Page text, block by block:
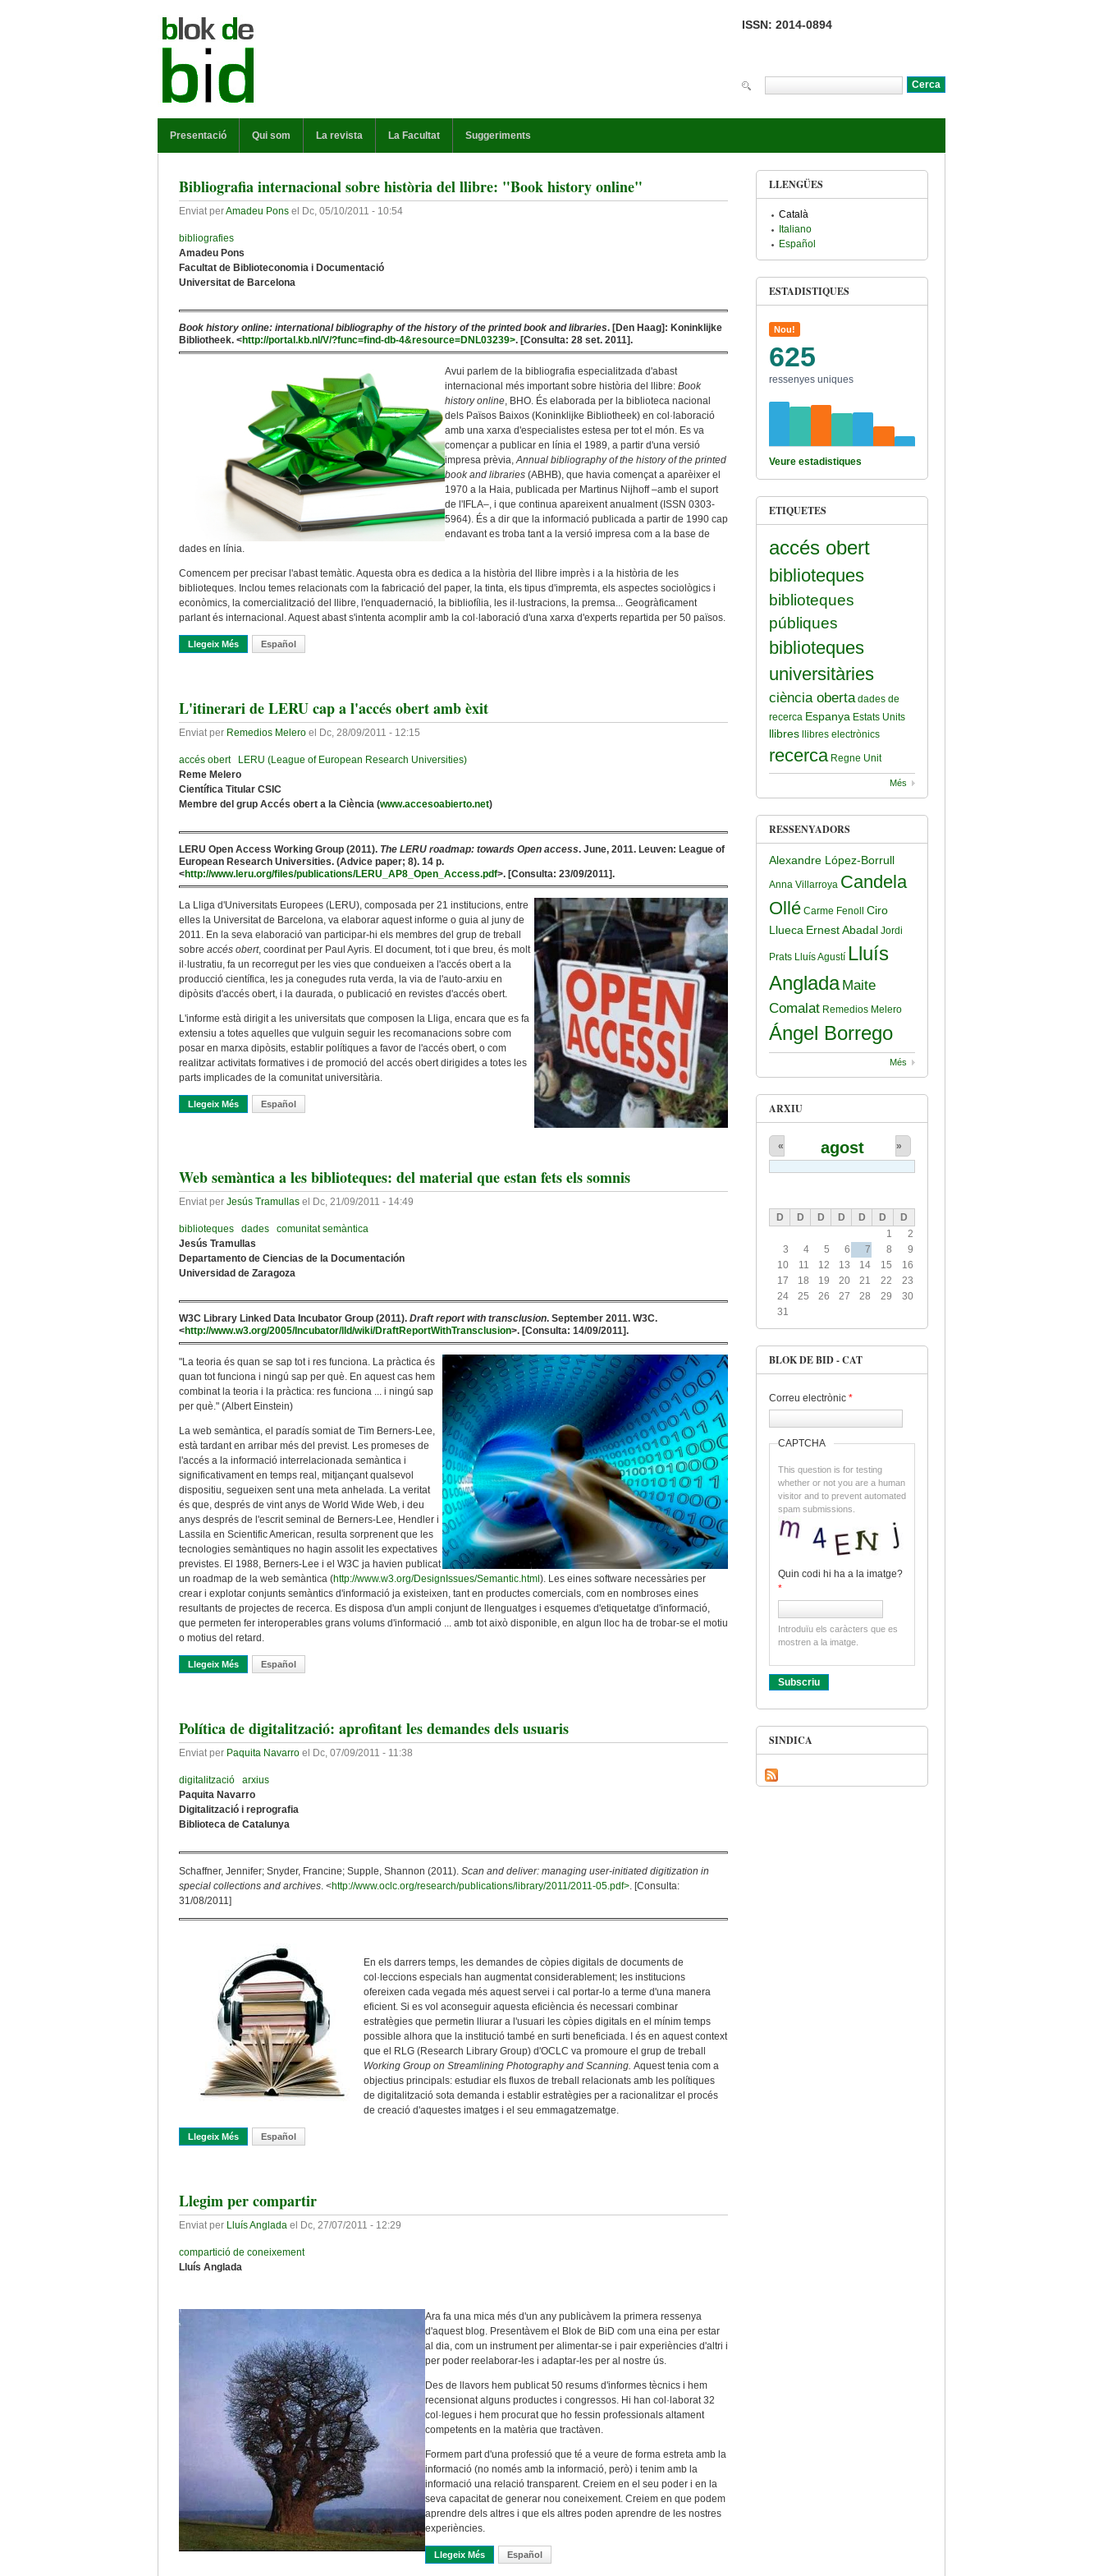
ISSN: 2014-0894
Presentació Qui som La revista La Facultat Suggeriments
Bibliografia internacional sobre història del llibre: "Book history online"
Enviat perAmadeu Pons el Dc, 05/10/2011 - 10:54
bibliografies
Amadeu Pons
Facultat de Biblioteconomia i Documentació
Universitat de Barcelona
Book history online: international bibliography of the history of the printed book and libraries. [Den Haag]: Koninklijke
Bibliotheek. <http://portal.kb.nl/V/?func=find-db-4&resource=DNL03239>. [Consulta: 28 set. 2011].
Avui parlem de la bibliografia especialitzada d'abast
internacional més important sobre història del llibre: Book
history online, BHO. És elaborada per la biblioteca nacional
dels Països Baixos (Koninklijke Bibliotheek) en col·laboració
amb una xarxa d'especialistes estesa per tot el món. Es va
començar a publicar en línia el 1989, a partir d'una versió
impresa prèvia,Annual bibliography of the history of the printed
book and libraries (ABHB), que havia començat a aparèixer el
1970 a la Haia, publicada per Martinus Nijhoff –amb el suport
de l'IFLA–, i que continua apareixent anualment (ISSN 0303-
5964). És a dir que la informació publicada a partir de 1990 cap
endavant es troba tant a la versió impresa com a la base de
dades en línia.
Comencem per precisar l'abast temàtic. Aquesta obra es dedica a la història del llibre imprès i a la història de les
biblioteques. Inclou temes relacionats com la fabricació del paper, la tinta, els tipus d'impremta, els aspectes sociològics i
econòmics, la comercialització del llibre, l'enquadernació, la bibliofília, les il·lustracions, la premsa... Geogràficament
parlant és internacional. Aquest abast s'intenta acomplir amb la col·laboració d'una xarxa d'experts repartida per 50 països.
Llegeix Més Sobre Bibliografia Internacional Sobre Història Del Llibre: "Book History Online"
Español
L'itinerari de LERU cap a l'accés obert amb èxit
Enviat per Remedios Melero el Dc, 28/09/2011 - 12:15
accés obert
LERU (League of European Research Universities)
Reme Melero
Científica Titular CSIC
Membre del grup Accés obert a la Ciència (www.accesoabierto.net)
LERU Open Access Working Group (2011). The LERU roadmap: towards Open access. June, 2011. Leuven: League of
European Research Universities. (Advice paper; 8). 14 p.
<http://www.leru.org/files/publications/LERU_AP8_Open_Access.pdf>. [Consulta: 23/09/2011].
La Lliga d'Universitats Europees (LERU), composada per 21 institucions, entre
elles la Universitat de Barcelona, va elaborar aquest informe o guia al juny de
2011. En la seva elaboració van participar-hi els membres del grup de treball
sobre accés obert, coordinat per Paul Ayris. El document, tot i que breu, és molt
il·lustratiu, fa un recorregut per les vies que condueixen a l'accés obert a la
producció científica, les ja conegudes ruta verda, la via de l'auto-arxiu en
dipòsits d'accés obert, i la daurada, o publicació en revistes d'accés obert.
L'informe està dirigit a les universitats que composen la Lliga, encara que es fa
extensiu a totes aquelles que vulguin seguir les recomanacions sobre com
posar en marxa dipòsits, establir polítiques a favor de l'accés obert, o com
realitzar activitats formatives i de promoció del accés obert dirigides a totes les
parts implicades de la comunitat universitària.
Llegeix Més Sobre L'itinerari De LERU Cap A L'accés Obert Amb Èxit
Español
Web semàntica a les biblioteques: del material que estan fets els somnis
Enviat per Jesús Tramullas el Dc, 21/09/2011 - 14:49
biblioteques dades
comunitat semàntica
Jesús Tramullas
Departamento de Ciencias de la Documentación
Universidad de Zaragoza
W3C Library Linked Data Incubator Group (2011). Draft report with transclusion. September 2011. W3C.
<http://www.w3.org/2005/Incubator/lld/wiki/DraftReportWithTransclusion>. [Consulta: 14/09/2011].
"La teoria és quan se sap tot i res funciona. La pràctica és
quan tot funciona i ningú sap per què. En aquest cas hem
combinat la teoria i la pràctica: res funciona ... i ningú sap
per què." (Albert Einstein)
La web semàntica, el paradís somiat de Tim Berners-Lee,
està tardant en arribar més del previst. Les promeses de
l'accés a la informació interrelacionada semàntica i
significativament en temps real, mitjançant qualsevol
dispositiu, segueixen sent una meta anhelada. La veritat
és que, després de vint anys de World Wide Web, i deu
anys després de l'escrit seminal de Berners-Lee, Hendler i
Lassila en Scientific American, resulta sorprenent que les
tecnologies semàntiques no hagin assolit les expectatives
previstes. El 1988, Berners-Lee i el W3C ja havien publicat
un roadmap de la web semàntica (http://www.w3.org/DesignIssues/Semantic.html ). Les eines software necessàries per
crear i explotar conjunts semàntics d'informació ja existeixen, tant en productes comercials, com en nombroses eines
resultants de projectes de recerca. Es disposa d'un ampli conjunt de llenguatges i esquemes d'etiquetatge d'informació,
que permeten fer interoperables grans volums d'informació ... amb tot això disponible, en algun lloc ha de trobar-se el motiu
o motius del retard.
Llegeix Més Sobre Web Semàntica A Les Biblioteques: Del Material Que Estan Fets Els Somnis
Español
Política de digitalització: aprofitant les demandes dels usuaris
Enviat per Paquita Navarro el Dc, 07/09/2011 - 11:38
digitalització
arxius
Paquita Navarro
Digitalització i reprografia
Biblioteca de Catalunya
Schaffner, Jennifer; Snyder, Francine; Supple, Shannon (2011). Scan and deliver: managing user-initiated digitization in
special collections and archives. <http://www.oclc.org/research/publications/library/2011/2011-05.pdf>. [Consulta:
31/08/2011]
En els darrers temps, les demandes de còpies digitals de documents de
col·leccions especials han augmentat considerablement; les institucions
ofereixen cada vegada més aquest servei i cal portar-lo a terme d'una manera
eficient. Si es vol aconseguir aquesta eficiència és necessari combinar
estratègies que permetin lliurar a l'usuari les còpies digitals en el mínim temps
possible alhora que la institució també en surti beneficiada. I és en aquest context
que el RLG (Research Library Group) d'OCLC va promoure el grup de treball
Working Group on Streamlining Photography and Scanning. Aquest tenia com a
objectius principals: estudiar els fluxos de treball relacionats amb les polítiques
de digitalització sota demanda i establir estratègies per a racionalitzar el procés
de creació d'aquestes imatges i el seu emmagatzematge.
Llegeix Més Sobre Política De Digitalització: Aprofitant Les Demandes Dels Usuaris
Español
Llegim per compartir
Enviat per Lluís Anglada el Dc, 27/07/2011 - 12:29
compartició de coneixement
Lluís Anglada
Ara fa una mica més d'un any publicàvem la primera ressenya
d'aquest blog. Presentàvem el Blok de BiD com una eina per estar
al dia, com un instrument per alimentar-se i pair experiències d'altri i
per poder reelaborar-les i adaptar-les per al nostre ús.
Des de llavors hem publicat 50 resums d'informes tècnics i hem
recensionat alguns productes i congressos. Hi han col·laborat 32
col·legues i hem procurat que ho fessin professionals altament
competents en la matèria que tractàven.
Formem part d'una professió que té a veure de forma estreta amb la
informació (no només amb la informació, però) i tenim amb la
informació una relació transparent. Creiem en el seu poder i en la
seva capacitat de generar nou coneixement. Creiem en que podem
aprendre dels altres i que els altres poden aprendre de les nostres
experiències.
Llegeix Més Sobre Llegim Per Compartir
Español
LLENGÜES
Català
Italiano
Español
ESTADISTIQUES
Nou!
625
ressenyes uniques
Veure estadistiques
ETIQUETES
accés obert
biblioteques
biblioteques
públiques
biblioteques
universitàries
ciència oberta dades de
recerca Espanya Estats Units
llibres llibres electrònics
recerca Regne Unit
Més
RESSENYADORS
Alexandre López-Borrull
Anna Villarroya Candela
Ollé Carme Fenoll
Ciro
Llueca Ernest Abadal Jordi
Prats Lluís Agustí Lluís
Anglada Maite
Comalat Remedios Melero
Ángel Borrego
Més
ARXIU
agost
« »
D D D D D D
D
1
2
3
4 5 6 7 8
9
10
11 12 13 14 15
16
17
18 19 20 21 22
23
24
25 26 27 28 29
30
31
BLOK DE BID - CAT
Correu electrònic *
CAPTCHA
This question is for testing
whether or not you are a human
visitor and to prevent automated
spam submissions.
Quin codi hi ha a la imatge?
*
Introduïu els caràcters que es
mostren a la imatge.
SINDICA